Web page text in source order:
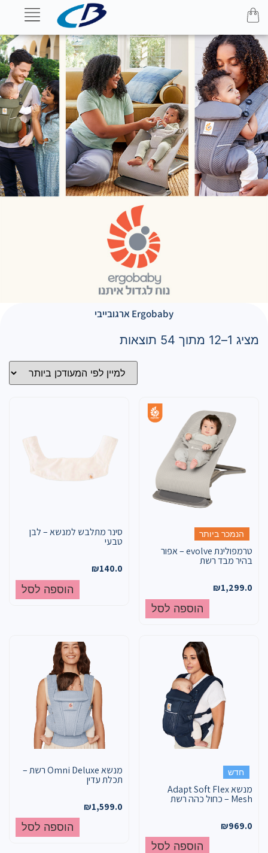
Ergobaby ארגובייבי
מציג 1–12 מתוך 54 תוצאות
הנמכר ביותר
טרמפולינת evolve – אפור
בהיר מבד רשת
₪1,299.0
הוספה לסל
סינר מתלבש למנשא – לבן
טבעי
₪140.0
הוספה לסל
חדש
מנשא Adapt Soft Flex
Mesh – כחול כהה רשת
₪969.0
הוספה לסל
מנשא Omni Deluxe רשת –
תכלת עדין
₪1,599.0
הוספה לסל